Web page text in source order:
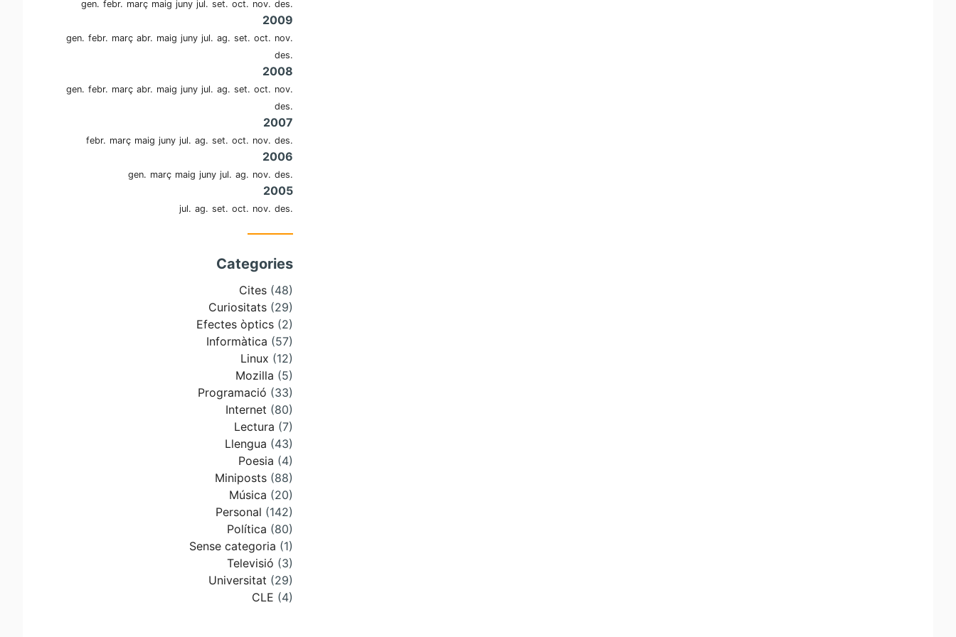
gen. febr. març maig juny jul. set. oct. nov. des.
2009
gen. febr. març abr. maig juny jul. ag. set. oct. nov.
des.
2008
gen. febr. març abr. maig juny jul. ag. set. oct. nov.
des.
2007
febr. març maig juny jul. ag. set. oct. nov. des.
2006
gen. març maig juny jul. ag. nov. des.
2005
jul. ag. set. oct. nov. des.
Categories
Cites (48)
Curiositats (29)
Efectes òptics (2)
Informàtica (57)
Linux (12)
Mozilla (5)
Programació (33)
Internet (80)
Lectura (7)
Llengua (43)
Poesia (4)
Miniposts (88)
Música (20)
Personal (142)
Política (80)
Sense categoria (1)
Televisió (3)
Universitat (29)
CLE (4)